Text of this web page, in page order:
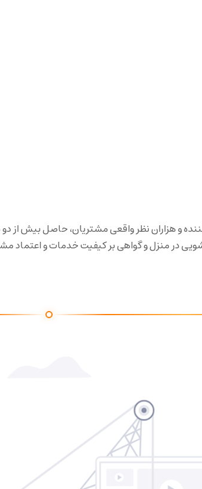
ریلز، ۲۶۰ هزار دنبال‌کننده و هزاران نظر واقعی مشتریان، حاصل بیش از
در منزل و گواهی بر کیفیت خدمات و اعتماد